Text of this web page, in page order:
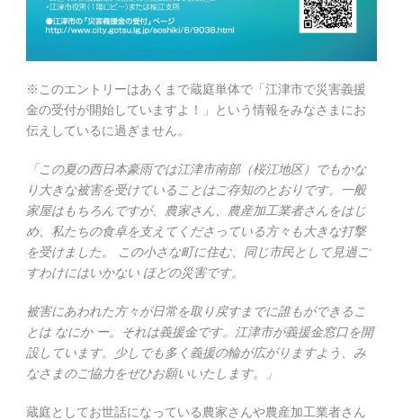
※このエントリーはあくまで蔵庭単体で「江津市で災害義援
金の受付が開始していますよ！」という情報をみなさまにお
伝えしているに過ぎません。
「この夏の西日本豪雨では江津市南部（桜江地区）でもかな
り大きな被害を受けていることはご存知のとおりです。一般
家屋はもちろんですが、農家さん、農産加工業者さんをはじ
め、私たちの食卓を支えてくださっている方々も大きな打撃
を受けました。 この小さな町に住む、同じ市民として見過ご
すわけにはいかない ほどの災害です。
被害にあわれた方々が日常を取り戻すまでに誰もができるこ
とは なにか ー。それは義援金です。江津市が義援金窓口を開
設しています。少しでも多く義援の輪が広がりますよう、み
なさまのご協力をぜひお願いいたします。」
蔵庭としてお世話になっている農家さんや農産加工業者さん